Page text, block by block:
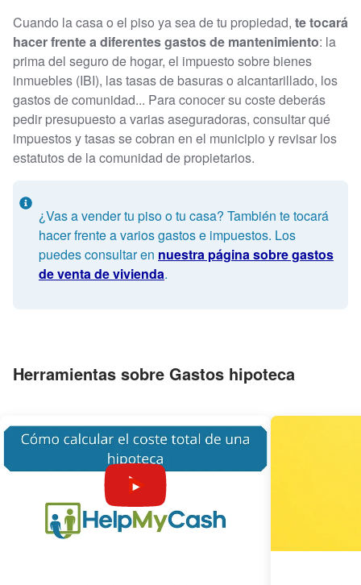
Cuando la casa o el piso ya sea de tu propiedad, te tocará
hacer frente a diferentes gastos de mantenimiento: la
prima del seguro de hogar, el impuesto sobre bienes
inmuebles (IBI), las tasas de basuras o alcantarillado, los
gastos de comunidad... Para conocer su coste deberás
pedir presupuesto a varias aseguradoras, consultar qué
impuestos y tasas se cobran en el municipio y revisar los
estatutos de la comunidad de propietarios.
¿Vas a vender tu piso o tu casa? También te tocará
hacer frente a varios gastos e impuestos. Los
puedes consultar en nuestra página sobre gastos
de venta de vivienda.
Herramientas sobre Gastos hipoteca